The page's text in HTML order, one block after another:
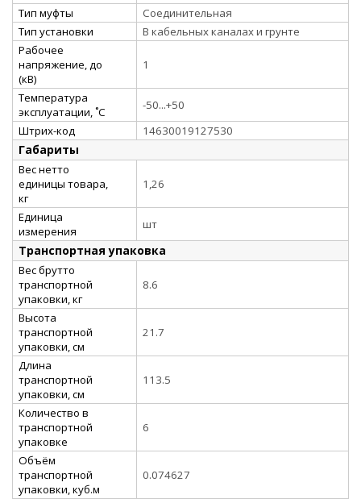
Тип муфты
Соединительная
Тип установки
В кабельных каналах и грунте
Рабочее
напряжение, до
(кВ)
1
Температура
эксплуатации, ˚С
-50...+50
Штрих-код
14630019127530
Габариты
Вес нетто
единицы товара,
кг
1,26
Единица
измерения
шт
Транспортная упаковка
Вес брутто
транспортной
упаковки, кг
8.6
Высота
транспортной
упаковки, см
21.7
Длина
транспортной
упаковки, см
113.5
Количество в
транспортной
упаковке
6
Объём
транспортной
упаковки, куб.м
0.074627